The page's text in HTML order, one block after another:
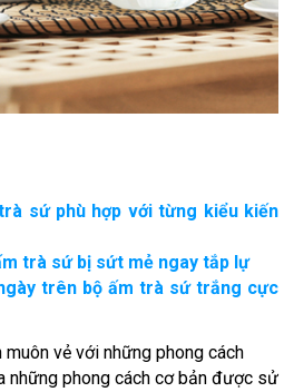
sứ phù hợp với từng kiểu kiến
trà sứ bị sứt mẻ ngay tắp lự
trên bộ ấm trà sứ trắng cực
vẻ với những phong cách
những phong cách cơ bản được sử